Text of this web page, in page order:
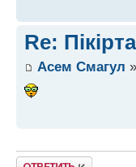
Re:
Асем Смагул
Ответить